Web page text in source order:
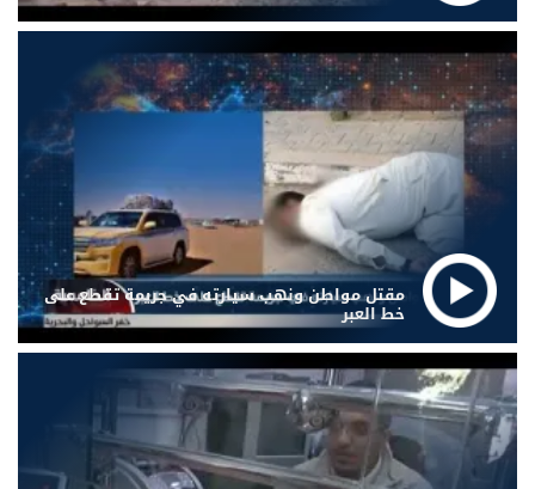
مقتل مواطن ونهب سيارته في جريمة تقطع على
خط العبر